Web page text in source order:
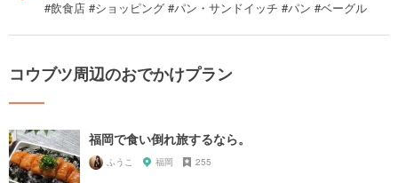
#飲食店 #ショッピング #パン・サンドイッチ #パン #ベーグル
コウブツ周辺のおでかけプラン
福岡で食い倒れ旅するなら。
ふうこ 福岡 255